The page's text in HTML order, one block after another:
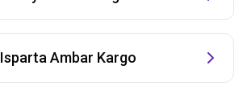
Isparta Ambar Kargo